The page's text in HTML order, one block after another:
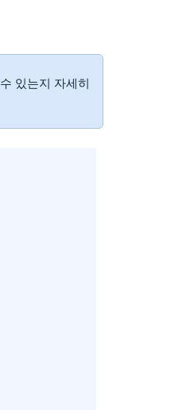
있는지 자세히